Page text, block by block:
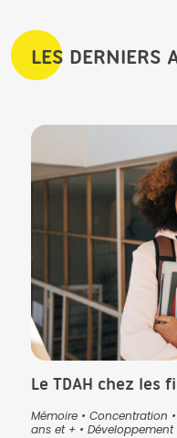
LES DERNIERS
Le TDAH chez
Mémoire• Concentration •
ans et +• Développement